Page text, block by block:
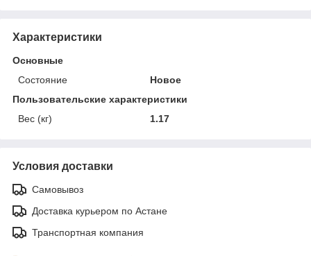
Характеристики
Основные
Состояние
Новое
Пользовательские характеристики
Вес (кг)
1.17
Условия доставки
Самовывоз
Доставка курьером по Астане
Транспортная компания